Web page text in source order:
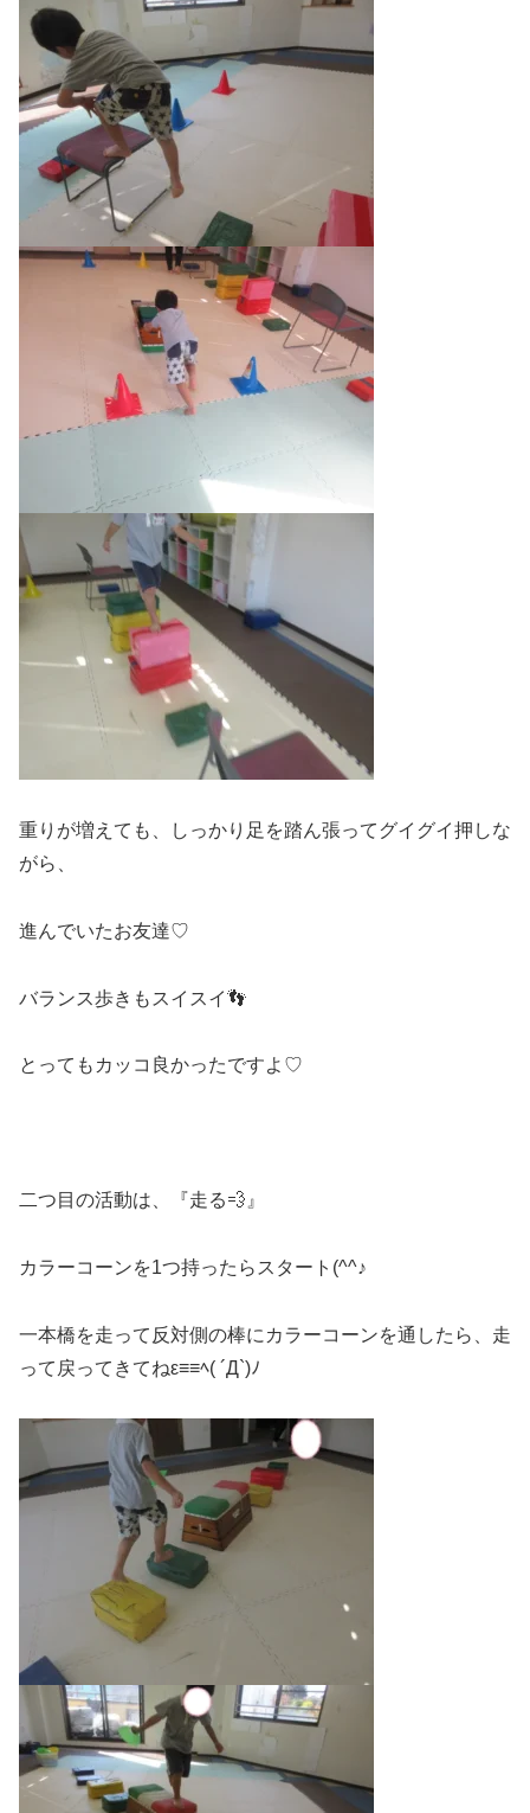
重りが増えても、しっかり足を踏ん張ってグイグイ押しな
がら、
進んでいたお友達♡
バランス歩きもスイスイ👣
とってもカッコ良かったですよ♡
二つ目の活動は、『走る💨』
カラーコーンを1つ持ったらスタート(^^♪
一本橋を走って反対側の棒にカラーコーンを通したら、走
って戻ってきてねε≡≡ﾍ( ´Д`)ﾉ